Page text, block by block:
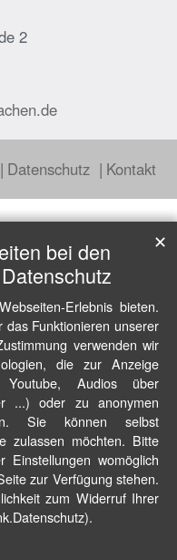
2
Datenschutz Kontakt
bei den
Erlebnis bieten.
Funktionieren unserer
verwenden wir
die zur Anzeige
Audios über
...) oder zu anonymen
Sie können selbst
zulassen möchten. Bitte
womöglich
zur Verfügung stehen.
zum Widerruf Ihrer
✕